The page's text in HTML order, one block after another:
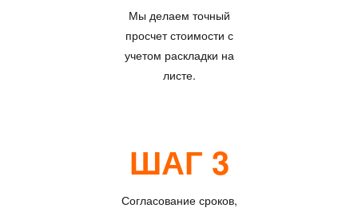
Мы делаем точный
просчет стоимости с
учетом раскладки на
листе.
ШАГ 3
Согласование сроков,